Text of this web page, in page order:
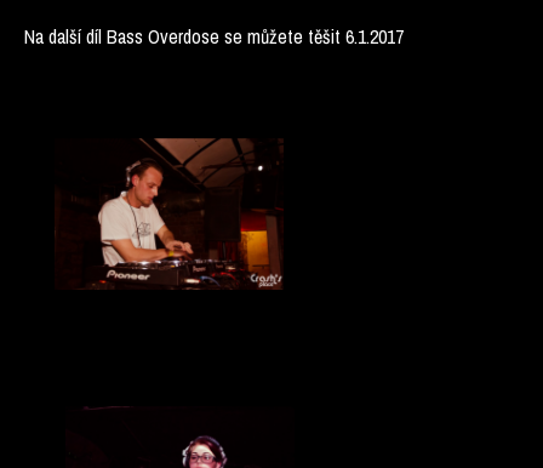
Na další díl Bass Overdose se můžete těšit 6.1.2017